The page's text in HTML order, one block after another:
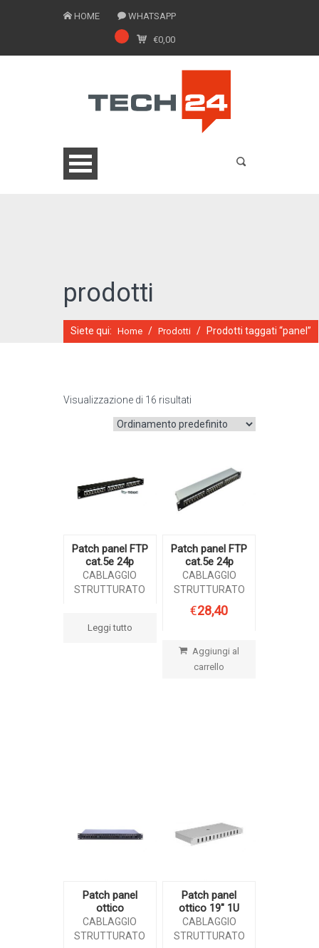
HOME WHATSAPP
€0,00
CATALOGO ONLINE
prodotti
Siete qui: Home / Prodotti / Prodotti taggati “panel”
Visualizzazione di 16 risultati
Patch panel FTP
cat.5e 24p
CABLAGGIO
STRUTTURATO
Leggi tutto
Patch panel FTP
cat.5e 24p
CABLAGGIO
STRUTTURATO
€28,40
Aggiungi al
carrello
Patch panel
ottico
CABLAGGIO
STRUTTURATO
Patch panel
ottico 19″ 1U
CABLAGGIO
STRUTTURATO